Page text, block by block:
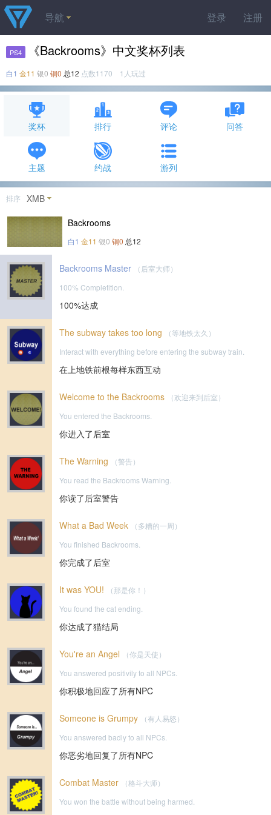
登录 注册
导航
PS4 《Backrooms》中文奖杯列表
白1 金11 银0 铜0 总12 点数1170 1人玩过
奖杯 排行 评论 问答
主题 约战 游列
排序 XMB
Backrooms
白1 金11 银0 铜0 总12
Backrooms Master
（后室大师）
100% Completition.
100%达成
The subway takes too long
（等地铁太久）
Interact with everything before entering the subway train.
在上地铁前根每样东西互动
Welcome to the Backrooms
（欢迎来到后室）
You entered the Backrooms.
你进入了后室
The Warning
（警告）
You read the Backrooms Warning.
你读了后室警告
What a Bad Week
（多糟的一周）
You finished Backrooms.
你完成了后室
It was YOU!
（那是你！）
You found the cat ending.
你达成了猫结局
You're an Angel
（你是天使）
You answered positivily to all NPCs.
你积极地回应了所有NPC
Someone is Grumpy
（有人易怒）
You answered badly to all NPCs.
你恶劣地回复了所有NPC
Combat Master
（格斗大师）
You won the battle without being harmed.